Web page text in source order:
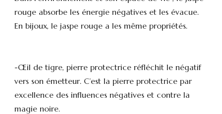
rouge absorbe les énergie négatives et les évacue.
En bijoux, le jaspe rouge a les même propriétés.
-Œil de tigre, pierre protectrice réfléchit le négatif
vers son émetteur. C’est la pierre protectrice par
excellence des influences négatives et contre la
magie noire.